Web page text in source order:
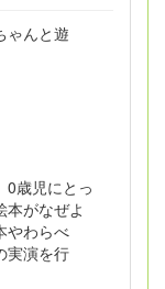
ゃんと遊
0歳児にとっ
本がなぜよ
やわらべ
実演を行